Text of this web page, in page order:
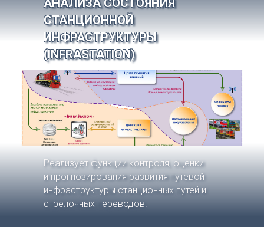
Реализует функции контроля, оценки
и прогнозирования развития путевой
инфраструктуры станционных путей и
стрелочных переводов.
АНАЛИЗА СОСТОЯНИЯ
СТАНЦИОННОЙ
ИНФРАСТРУКТУРЫ
(INFRASTATION)